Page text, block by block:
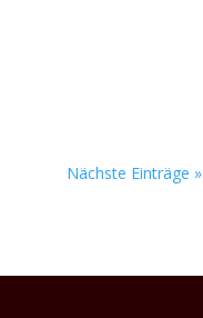
Nächste Einträge »